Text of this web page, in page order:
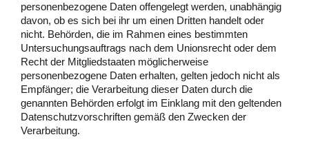
personenbezogene Daten offengelegt werden, unabhängig
davon, ob es sich bei ihr um einen Dritten handelt oder
nicht. Behörden, die im Rahmen eines bestimmten
Untersuchungsauftrags nach dem Unionsrecht oder dem
Recht der Mitgliedstaaten möglicherweise
personenbezogene Daten erhalten, gelten jedoch nicht als
Empfänger; die Verarbeitung dieser Daten durch die
genannten Behörden erfolgt im Einklang mit den geltenden
Datenschutzvorschriften gemäß den Zwecken der
Verarbeitung.